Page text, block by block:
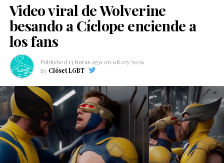
Video viral de Wolverine
besando a Cíclope enciende a
los fans
Published 13 horas ago on 08/05/2026
By Clóset LGBT